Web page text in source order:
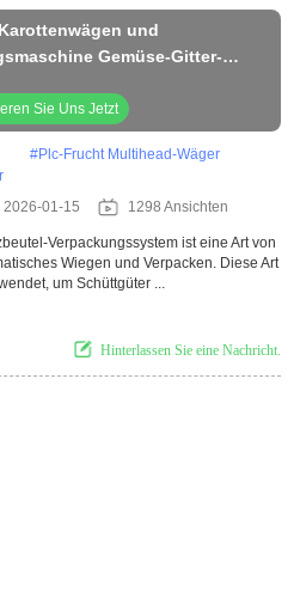
und
Gemüse-Gitter-
Sie Uns Jetzt
#Plc-Frucht Multihead-Wäger
2026-01-15 1298 Ansichten
Verpackungssystem ist eine Art von
Wiegen und Verpacken. Diese Art
um Schüttgüter ...
Hinterlassen Sie eine Nachricht.